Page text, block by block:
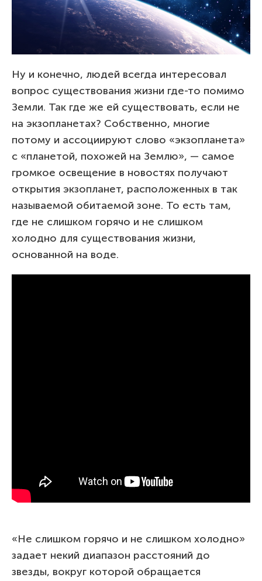
Ну и конечно, людей всегда интересовал
вопрос существования жизни где-то помимо
Земли. Так где же ей существовать, если не
на экзопланетах? Собственно, многие
потому и ассоциируют слово «экзопланета»
с «планетой, похожей на Землю», — самое
громкое освещение в новостях получают
открытия экзопланет, расположенных в так
называемой обитаемой зоне. То есть там,
где не слишком горячо и не слишком
холодно для существования жизни,
основанной на воде.
«Не слишком горячо и не слишком холодно»
задает некий диапазон расстояний до
звезды, вокруг которой обращается